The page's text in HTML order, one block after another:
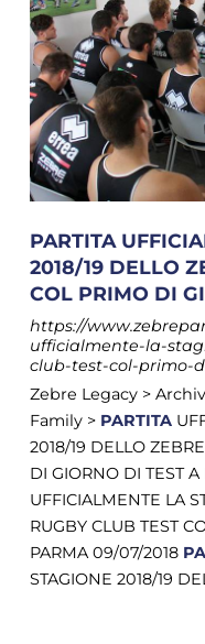
PARTITA
2018/19 DELLO
COL PRIMO DI
https://
ufficialmente-la-
club-test-col-primo-
Zebre Legacy >
Family > PARTITA
2018/19 DELLO
DI GIORNO DI TEST
UFFICIALMENTE LA
RUGBY CLUB TEST
PARMA 09/07/2018
STAGIONE 2018/19